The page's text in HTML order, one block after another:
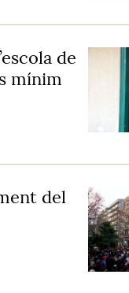
de
mínim
del